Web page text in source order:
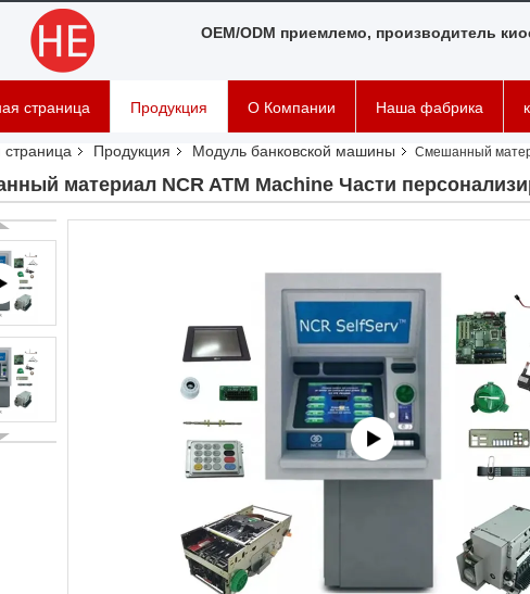
OEM/ODM приемлемо, производитель
страница Продукция О Компании Наша фабрика
страница Продукция Модуль банковской машины Смешанный
материал NCR ATM Machine Части